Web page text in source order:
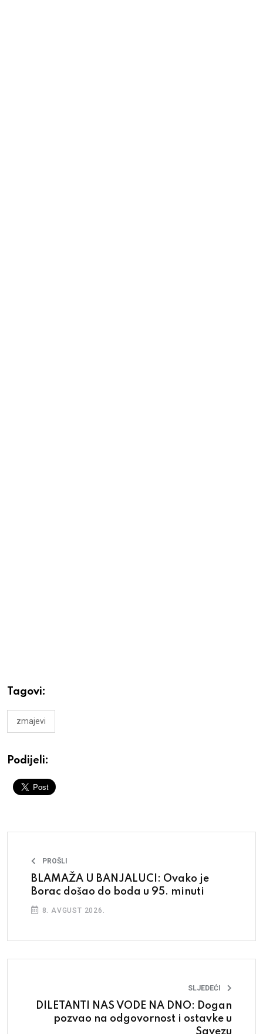
Tagovi:
zmajevi
Podijeli:
PROŠLI
BLAMAŽA U BANJALUCI: Ovako je
Borac došao do boda u 95. minuti
8. AVGUST 2026.
SLJEDEĆI
DILETANTI NAS VODE NA DNO: Dogan
pozvao na odgovornost i ostavke u
Savezu